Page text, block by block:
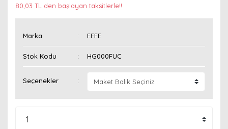
80,03 TL den başlayan taksitlerle!!
Marka EFFE
Stok Kodu HG000FUC
Seçenekler